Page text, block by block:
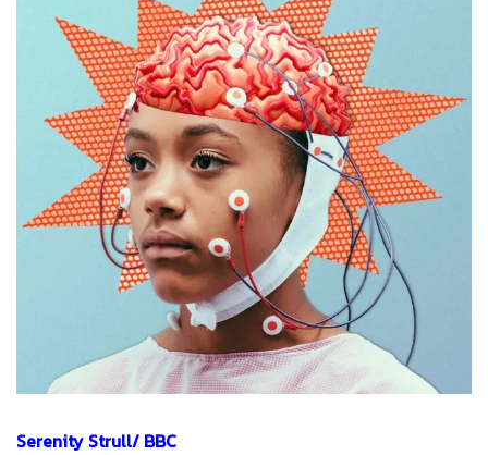
Serenity Strull/ BBC